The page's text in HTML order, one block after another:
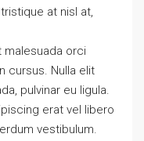
at nisl at,
malesuada orci
cursus. Nulla elit
pulvinar eu ligula.
erat vel libero
vestibulum.